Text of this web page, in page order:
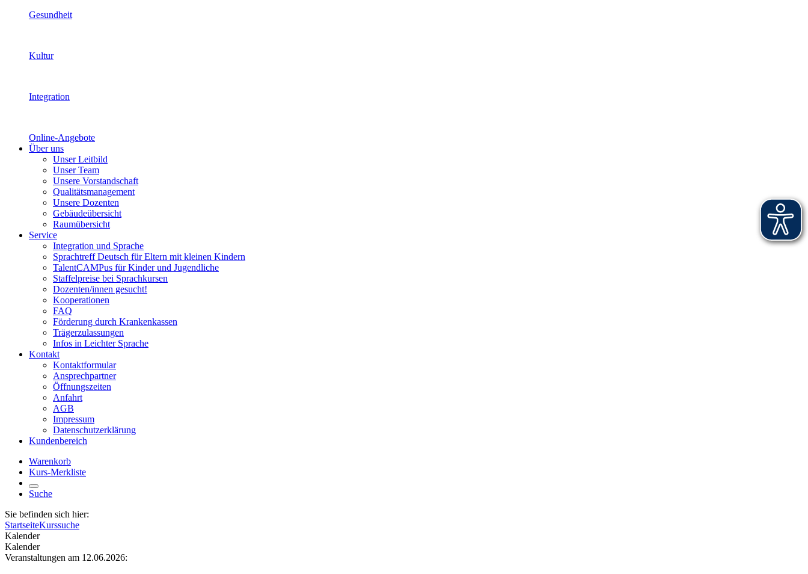
Gesundheit
Kultur
Integration
Online-Angebote
Über uns
Unser Leitbild
Unser Team
Unsere Vorstandschaft
Qualitätsmanagement
Unsere Dozenten
Gebäudeübersicht
Raumübersicht
Service
Integration und Sprache
Sprachtreff Deutsch für Eltern mit kleinen Kindern
TalentCAMPus für Kinder und Jugendliche
Staffelpreise bei Sprachkursen
Dozenten/innen gesucht!
Kooperationen
FAQ
Förderung durch Krankenkassen
Trägerzulassungen
Infos in Leichter Sprache
Kontakt
Kontaktformular
Ansprechpartner
Öffnungszeiten
Anfahrt
AGB
Impressum
Datenschutzerklärung
Kundenbereich
Warenkorb
Kurs-Merkliste
Suche
Sie befinden sich hier:
StartseiteKurssuche
Kalender
Kalender
Veranstaltungen am 12.06.2026: